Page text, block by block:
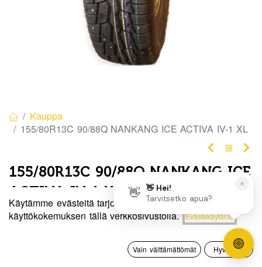
Hinta:
Lisää ostoskoriin
0
Toivelista Tili
Kauppa
155/80R13C 90/88Q NANKANG ICE ACTIVA IV-1 XL
155/80R13C 90/88Q NANKANG ICE
ACTIVA IV-1 XL
EAN:4718022005717 Tuotekoodi:275019
Käytämme evästeitä tarjotaksemme sinulle paremman
käyttökokemuksen tällä verkkosivustolla.
Evästekäytäntö
Vain välttämättömät Hyväksyn